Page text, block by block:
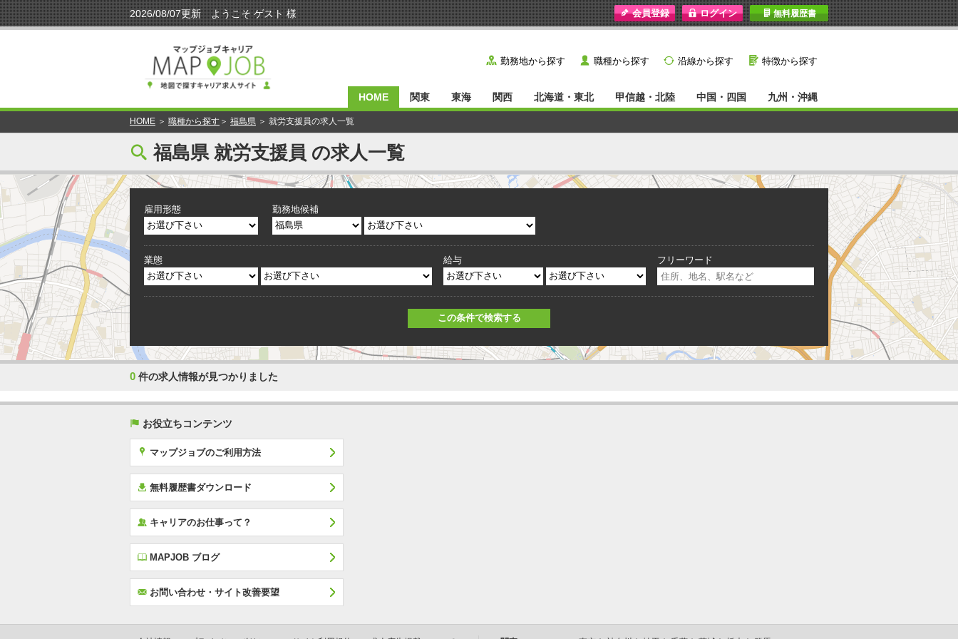
I 無料履歴書
y 勤務地から探す ˙ 職種から探す } 沿線から探す G 特徴から探す
HOME 関東 東海 関西 北海道・東北 甲信越・北陸 中国・四国 九州・沖縄
HOME ＞ 職種から探す ＞ 福島県 ＞ 就労支援員の求人一覧
[ 福島県 就労支援員 の求人一覧
雇用形態 勤務地候補
業態 給与 フリーワード
0 件の求人情報が見つかりました
( お役立ちコンテンツ
x マップジョブのご利用方法
í 無料履歴書ダウンロード
‰ キャリアのお仕事って？
E MAPJOB ブログ
F お問い合わせ・サイト改善要望